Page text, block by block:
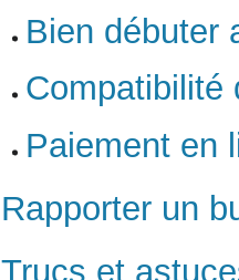
Bien débuter
Compatibilité
Paiement en
Rapporter un
Trucs et